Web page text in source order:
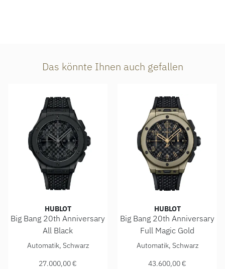
Das könnte Ihnen auch gefallen
HUBLOT
Big Bang 20th Anniversary
All Black
Hublot Big Bang 20th Anniversary All Black , Ref:
Automatik, Schwarz
27.000,00 €
HUBLOT
Big Bang 20th Anniversary
Full Magic Gold
Hublot Big Bang 20th
Automatik, Schwarz
43.600,00 €